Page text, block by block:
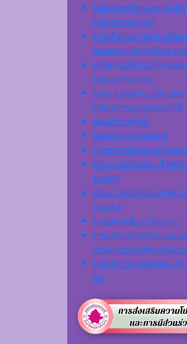
นโยบายหรือแผนการบริห
ทรัพยากรบุคคล
การดำเนินการตามนโยบ
แผนการบริหารทรัพยาก
หลักเกณฑ์การบริหารแ
ทรัพยากรบุคคล
รายงานผลการบริหารแ
ทรัพยากรบุคคลประจำปี
แผนอัตรากำลัง
แผนพัฒนาบุคลากร
มาตรฐานกำหนดตำแหน่ง
ประมวลจริยธรรมสำหรับ
ของรัฐ
ประมวลจริยธรรมเทศบ
บางพลี
การขับเคลื่อนจริยธรรม
การเสริมสร้างวัฒนธรร
ตามมาตรฐานทางจริยธ
การประเมินจริยธรรมเจ้
รัฐ